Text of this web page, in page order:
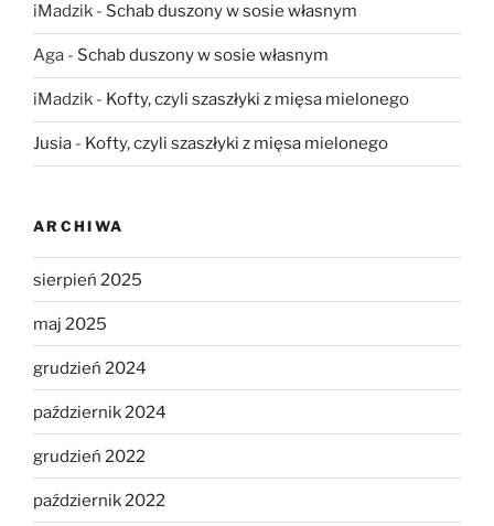
iMadzik - Schab duszony w sosie własnym
Aga - Schab duszony w sosie własnym
iMadzik - Kofty, czyli szaszłyki z mięsa mielonego
Jusia - Kofty, czyli szaszłyki z mięsa mielonego
ARCHIWA
sierpień 2025
maj 2025
grudzień 2024
październik 2024
grudzień 2022
październik 2022